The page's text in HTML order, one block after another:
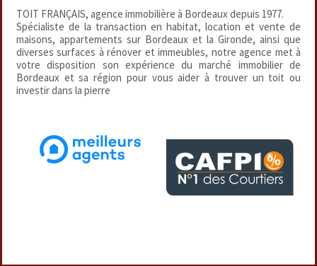
TOIT FRANÇAIS, agence immobilière à Bordeaux depuis 1977.
Spécialiste de la transaction en habitat, location et vente de
maisons, appartements sur Bordeaux et la Gironde, ainsi que
diverses surfaces à rénover et immeubles, notre agence met à
votre disposition son expérience du marché immobilier de
Bordeaux et sa région pour vous aider à trouver un toit ou
investir dans la pierre